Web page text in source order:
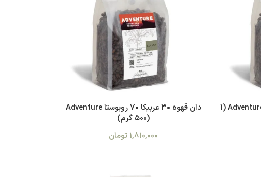
دان قهوه ۳۰ عربیکا ۷۰ روبوستا Adventure (1
دان قهوه ۳۰ عربیکا ۷۰ روبوستا Adventure
(۵۰۰ گرم)
1,810,000تومان